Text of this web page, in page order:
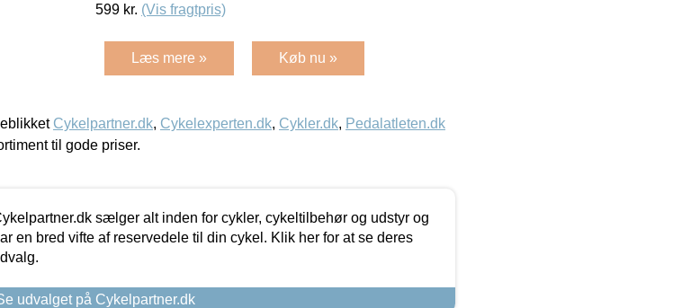
599 kr. (Vis fragtpris)
Læs mere » Køb nu »
Cykelpartner.dk, Cykelexperten.dk, Cykler.dk, Pedalatleten.dk
til gode priser.
sælger alt inden for cykler, cykeltilbehør og udstyr og
en bred vifte af reservedele til din cykel. Klik her for at se deres
udvalget på Cykelpartner.dk